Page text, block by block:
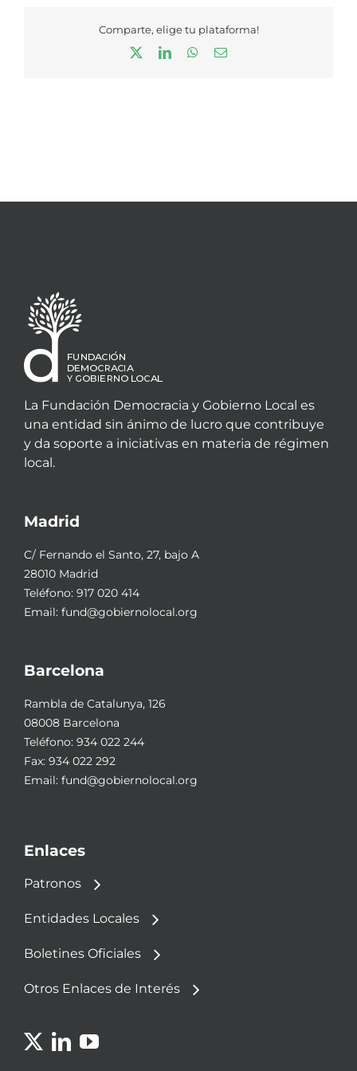
Comparte, elige tu plataforma!
LinkedInWhatsApp
Correo
La Fundación Democracia y Gobierno Local es
una entidad sin ánimo de lucro que contribuye
y da soporte a iniciativas en materia de régimen
local.
Madrid
C/ Fernando el Santo, 27, bajo A
28010 Madrid
Teléfono: 917 020 414
Email: fund@gobiernolocal.org
Barcelona
Rambla de Catalunya, 126
08008 Barcelona
Teléfono: 934 022 244
Fax: 934 022 292
Email: fund@gobiernolocal.org
Enlaces
Patronos
Entidades Locales
Boletines Oficiales
Otros Enlaces de Interés